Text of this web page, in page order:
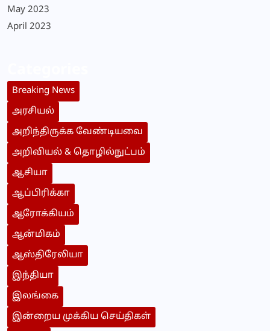
May 2023
April 2023
Breaking News
அரசியல்
அறிந்திருக்க வேண்டியவை
அறிவியல் & தொழில்நுட்பம்
ஆசியா
ஆப்பிரிக்கா
ஆரோக்கியம்
ஆன்மிகம்
ஆஸ்திரேலியா
இந்தியா
இலங்கை
இன்றைய முக்கிய செய்திகள்